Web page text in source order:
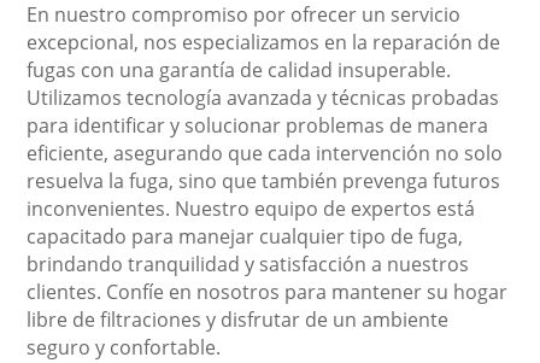
En nuestro compromiso por ofrecer un servicio
excepcional, nos especializamos en la reparación de
fugas con una garantía de calidad insuperable.
Utilizamos tecnología avanzada y técnicas probadas
para identificar y solucionar problemas de manera
eficiente, asegurando que cada intervención no solo
resuelva la fuga, sino que también prevenga futuros
inconvenientes. Nuestro equipo de expertos está
capacitado para manejar cualquier tipo de fuga,
brindando tranquilidad y satisfacción a nuestros
clientes. Confíe en nosotros para mantener su hogar
libre de filtraciones y disfrutar de un ambiente
seguro y confortable.